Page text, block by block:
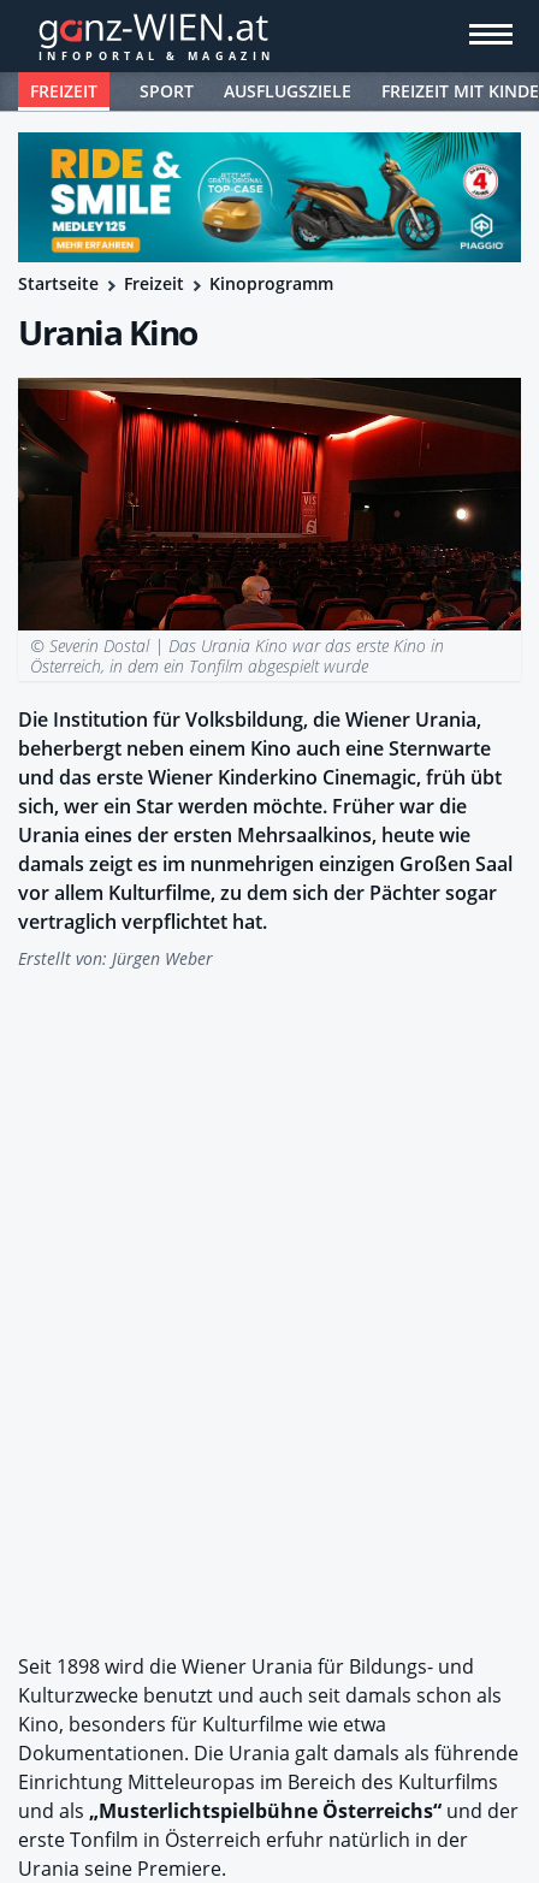
FREIZEIT SPORT AUSFLUGSZIELE FREIZEIT MIT
Startseite Freizeit Kinoprogramm
Urania Kino
© Severin Dostal | Das Urania Kino war das erste Kino in
Österreich, in dem ein Tonfilm abgespielt wurde
Die Institution für Volksbildung, die Wiener Urania,
beherbergt neben einem Kino auch eine Sternwarte
und das erste Wiener Kinderkino Cinemagic, früh übt
sich, wer ein Star werden möchte. Früher war die
Urania eines der ersten Mehrsaalkinos, heute wie
damals zeigt es im nunmehrigen einzigen Großen Saal
vor allem Kulturfilme, zu dem sich der Pächter sogar
vertraglich verpflichtet hat.
Erstellt von: Jürgen Weber
Seit 1898 wird die Wiener Urania für Bildungs- und
Kulturzwecke benutzt und auch seit damals schon als
Kino, besonders für Kulturfilme wie etwa
Dokumentationen. Die Urania galt damals als führende
Einrichtung Mitteleuropas im Bereich des Kulturfilms
und als „Musterlichtspielbühne Österreichs“ und der
erste Tonfilm in Österreich erfuhr natürlich in der
Urania seine Premiere.